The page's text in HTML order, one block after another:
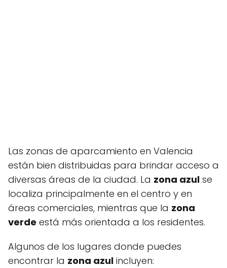
Las zonas de aparcamiento en Valencia
están bien distribuidas para brindar acceso a
diversas áreas de la ciudad. La zona azul se
localiza principalmente en el centro y en
áreas comerciales, mientras que la zona
verde está más orientada a los residentes.
Algunos de los lugares donde puedes
encontrar la zona azul incluyen: